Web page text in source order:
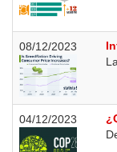
08/12/2023
04/12/2023